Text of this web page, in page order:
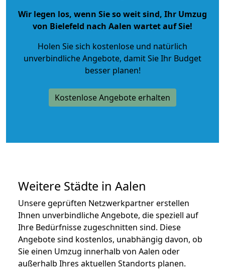
Wir legen los, wenn Sie so weit sind, Ihr Umzug
von Bielefeld nach Aalen wartet auf Sie!
Holen Sie sich kostenlose und natürlich
unverbindliche Angebote, damit Sie Ihr Budget
besser planen!
Kostenlose Angebote erhalten
Weitere Städte in Aalen
Unsere geprüften Netzwerkpartner erstellen
Ihnen unverbindliche Angebote, die speziell auf
Ihre Bedürfnisse zugeschnitten sind. Diese
Angebote sind kostenlos, unabhängig davon, ob
Sie einen Umzug innerhalb von Aalen oder
außerhalb Ihres aktuellen Standorts planen.